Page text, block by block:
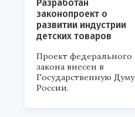
Разработан
законопроект о
развитии индустрии
детских товаров
Проект федерального
закона внесен в
Государственную Думу
России.